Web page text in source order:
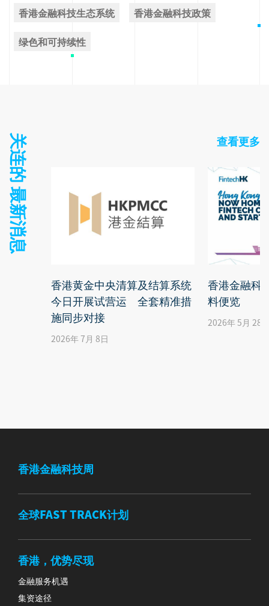
香港金融科技生态系统
香港金融科技政策
绿色和可持续性
关连的 最新消息 查看更多
香港黄金中央清算及结算系统
今日开展试营运 全套精准措
施同步对接
2026年 7月 8日
香港金融科
料便览
2026年 5月 28
香港金融科技周
全球FAST TRACK计划
香港，优势尽现
金融服务机遇
集资途径